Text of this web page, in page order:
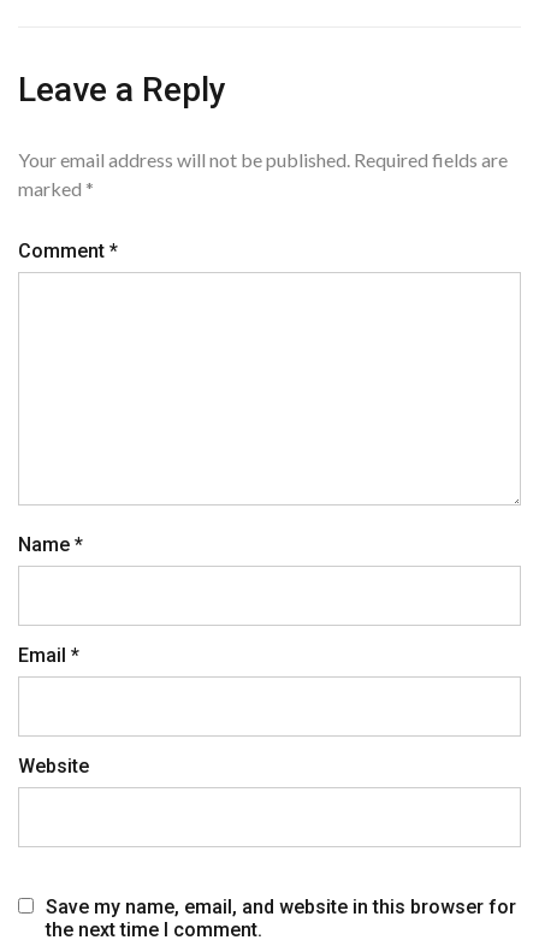
Leave a Reply
Your email address will not be published. Required fields are
marked *
Comment *
Name *
Email *
Website
Save my name, email, and website in this browser for
the next time I comment.